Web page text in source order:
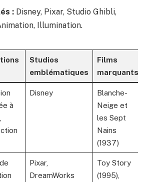
: Disney, Pixar, Studio Ghibli,
Illumination.
Studios
emblématiques
Films
marquants
à
Disney
Blanche-
Neige et
les Sept
Nains
(1937)
Pixar,
DreamWorks
Toy Story
(1995),